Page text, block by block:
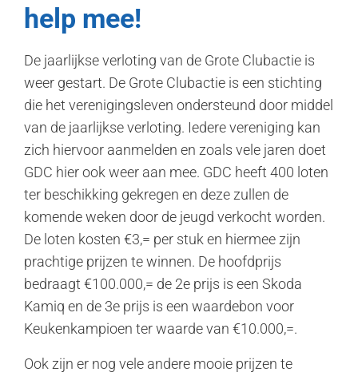
help mee!
De jaarlijkse verloting van de Grote Clubactie is
weer gestart. De Grote Clubactie is een stichting
die het verenigingsleven ondersteund door middel
van de jaarlijkse verloting. Iedere vereniging kan
zich hiervoor aanmelden en zoals vele jaren doet
GDC hier ook weer aan mee. GDC heeft 400 loten
ter beschikking gekregen en deze zullen de
komende weken door de jeugd verkocht worden.
De loten kosten €3,= per stuk en hiermee zijn
prachtige prijzen te winnen. De hoofdprijs
bedraagt €100.000,= de 2e prijs is een Skoda
Kamiq en de 3e prijs is een waardebon voor
Keukenkampioen ter waarde van €10.000,=.
Ook zijn er nog vele andere mooie prijzen te